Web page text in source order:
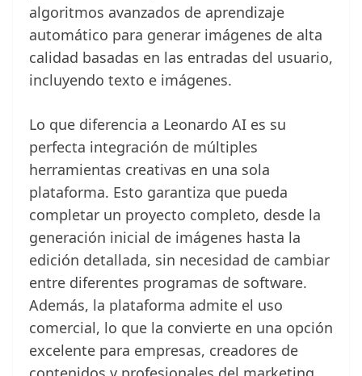
algoritmos avanzados de aprendizaje
automático para generar imágenes de alta
calidad basadas en las entradas del usuario,
incluyendo texto e imágenes.
Lo que diferencia a Leonardo AI es su
perfecta integración de múltiples
herramientas creativas en una sola
plataforma. Esto garantiza que pueda
completar un proyecto completo, desde la
generación inicial de imágenes hasta la
edición detallada, sin necesidad de cambiar
entre diferentes programas de software.
Además, la plataforma admite el uso
comercial, lo que la convierte en una opción
excelente para empresas, creadores de